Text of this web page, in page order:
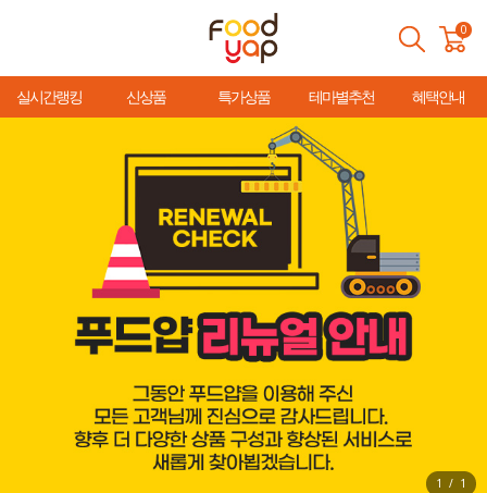
0
실시간랭킹 신상품 특가상품 테마별추천 혜택안내
1 / 1